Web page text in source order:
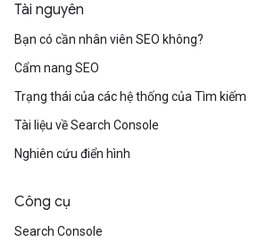
Tài nguyên
Bạn có cần nhân viên SEO không?
Cẩm nang SEO
Trạng thái của các hệ thống của Tìm kiếm
Tài liệu về Search Console
Nghiên cứu điển hình
Công cụ
Search Console